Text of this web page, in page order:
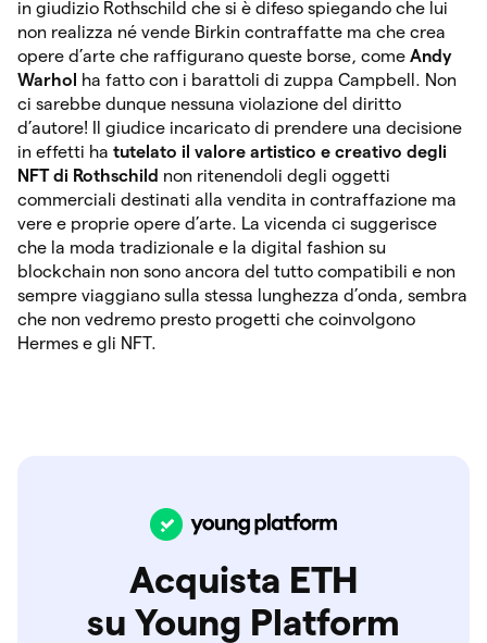
in giudizio Rothschild che si è difeso spiegando che lui
non realizza né vende Birkin contraffatte ma che crea
opere d’arte che raffigurano queste borse, come Andy
Warhol
ha fatto con i barattoli di zuppa Campbell. Non
ci sarebbe dunque nessuna violazione del diritto
d’autore! Il giudice incaricato di prendere una decisione
in effetti ha tutelato il valore artistico e creativo degli
NFT di Rothschild non ritenendoli degli oggetti
commerciali destinati alla vendita in contraffazione ma
vere e proprie opere d’arte. La vicenda ci suggerisce
che la moda tradizionale e la digital fashion su
blockchain non sono ancora del tutto compatibili e non
sempre viaggiano sulla stessa lunghezza d’onda, sembra
che non vedremo presto progetti che coinvolgono
Hermes e gli NFT.
Acquista ETH
su Young Platform